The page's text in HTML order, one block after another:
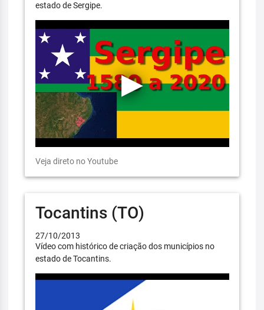
estado de Sergipe.
Veja direto no Youtube
Tocantins (TO)
27/10/2013
Vídeo com histórico de criação dos municípios no
estado de Tocantins.